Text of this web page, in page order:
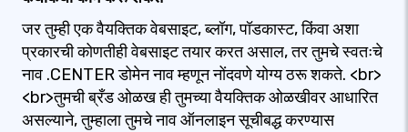
जर तुम्ही एक वैयक्तिक वेबसाइट, ब्लॉग, पॉडकास्ट, किंवा अशा
प्रकारची कोणतीही वेबसाइट तयार करत असाल, तर तुमचे स्वतःचे
नाव .CENTER डोमेन नाव म्हणून नोंदवणे योग्य ठरू शकते. <br>
<br>तुमची ब्रँड ओळख ही तुमच्या वैयक्तिक ओळखीवर आधारित
असल्याने, तुम्हाला तुमचे नाव ऑनलाइन सूचीबद्ध करण्यास